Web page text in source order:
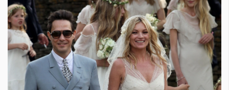
Мода
Dialogue
Изкуство
Красота
Цветно
Гурме
Пътувай
Wellness
За нас
Реклама
Политика за
поверителност
ModerenDom